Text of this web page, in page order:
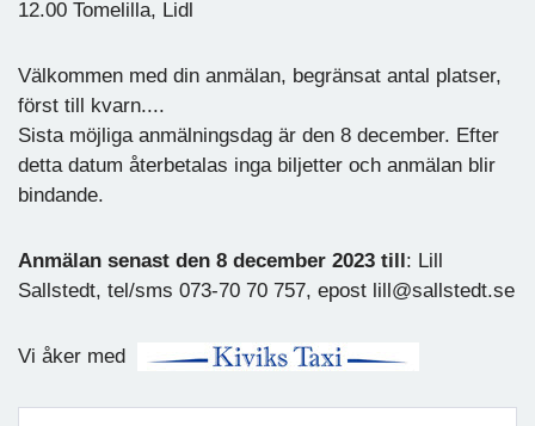
12.00 Tomelilla, Lidl
Välkommen med din anmälan, begränsat antal platser,
först till kvarn....
Sista möjliga anmälningsdag är den 8 december. Efter
detta datum återbetalas inga biljetter och anmälan blir
bindande.
Anmälan senast den 8 december 2023 till: Lill
Sallstedt, tel/sms 073-70 70 757, epost lill@sallstedt.se
Vi åker med